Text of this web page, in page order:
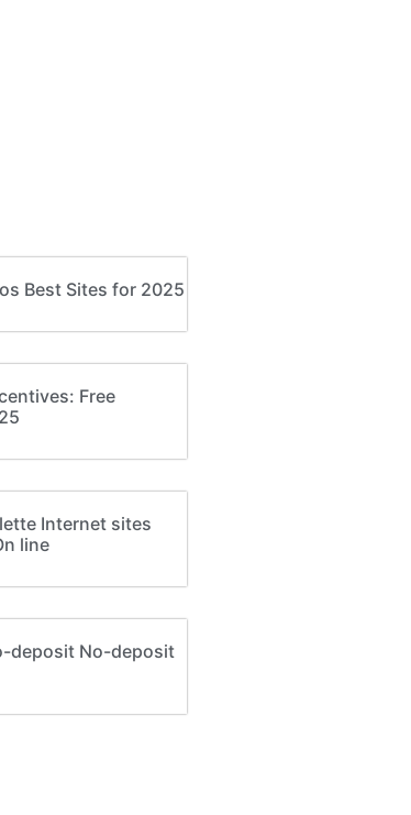
Best Sites for 2025
Free
Internet sites
line
deposit No-deposit